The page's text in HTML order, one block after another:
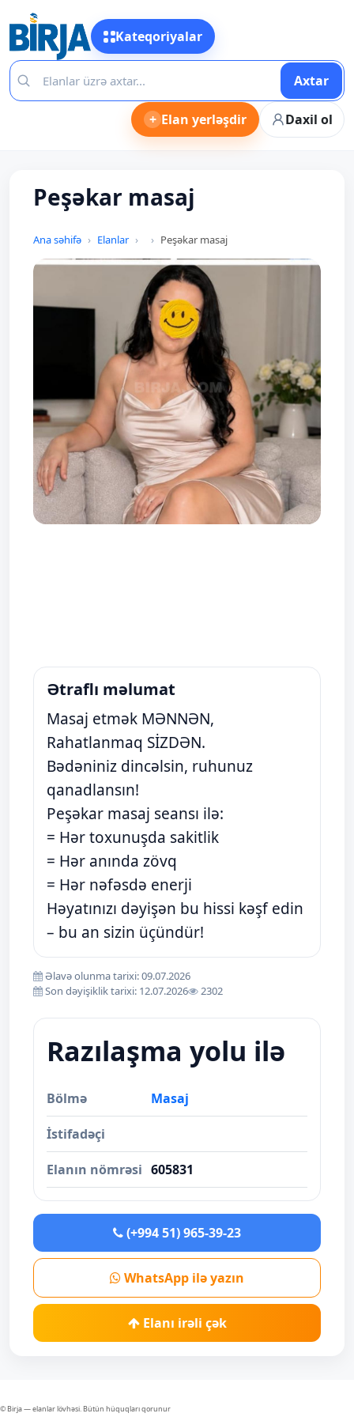
Kateqoriyalar
Axtar
+ Elan yerləşdir Daxil ol
Peşəkar masaj
Ana səhifə Elanlar Peşəkar masaj
Ətraflı məlumat
Masaj etmək MƏNNƏN,
Rahatlanmaq SİZDƏN.
Bədəniniz dincəlsin, ruhunuz
qanadlansın!
Peşəkar masaj seansı ilə:
= Hər toxunuşda sakitlik
= Hər anında zövq
= Hər nəfəsdə enerji
Həyatınızı dəyişən bu hissi kəşf edin
– bu an sizin üçündür!
Əlavə olunma tarixi: 09.07.2026
Son dəyişiklik tarixi: 12.07.2026
2302
Razılaşma yolu ilə
Bölmə Masaj
İstifadəçi
Elanın nömrəsi 605831
(+994 51) 965-39-23
WhatsApp ilə yazın
Elanı irəli çək
© Birja — elanlar lövhəsi. Bütün hüquqları qorunur